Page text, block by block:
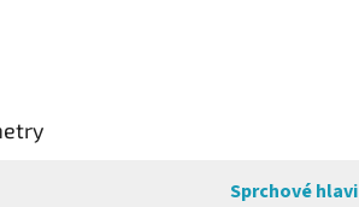
Sprchové